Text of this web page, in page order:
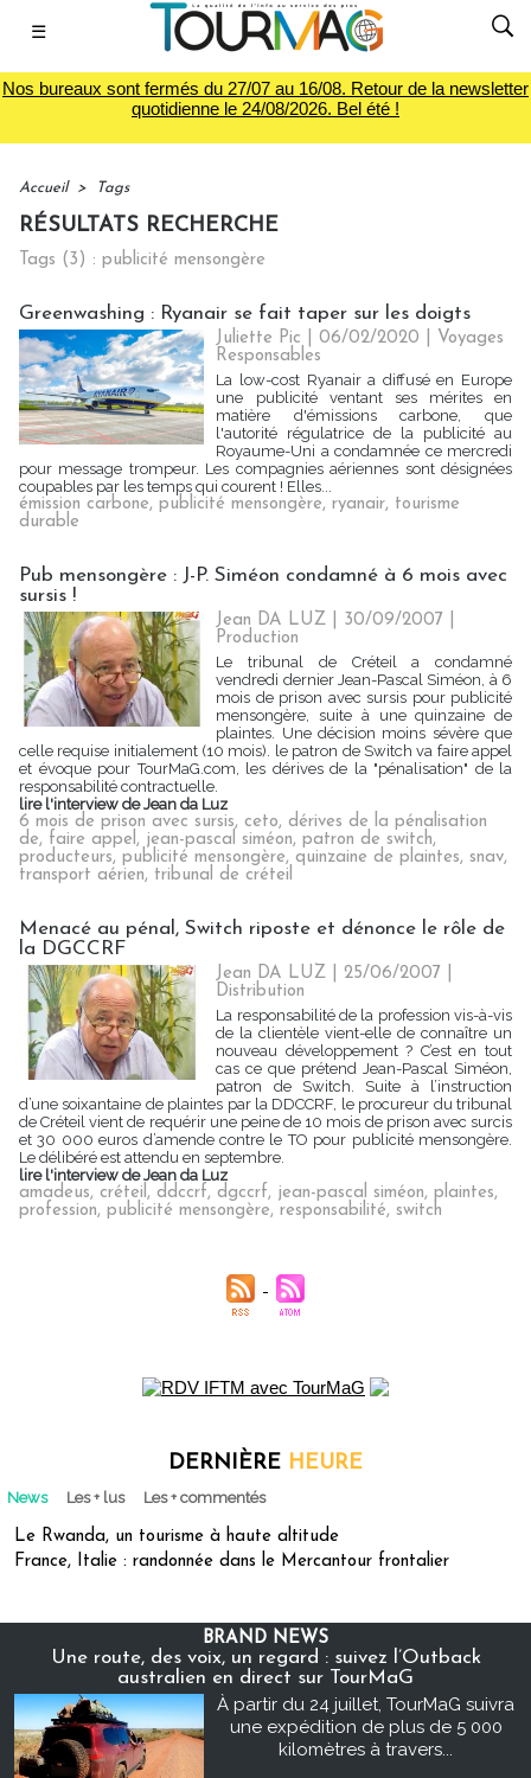
☰
Nos bureaux sont fermés du 27/07 au 16/08. Retour de la newsletter
quotidienne le 24/08/2026. Bel été !
Accueil > Tags
RÉSULTATS RECHERCHE
Tags (3) : publicité mensongère
Greenwashing : Ryanair se fait taper sur les doigts
Juliette Pic | 06/02/2020
Voyages
Responsables
La low-cost Ryanair a diffusé en Europe
une publicité ventant ses mérites en
matière d'émissions carbone, que
l'autorité régulatrice de la publicité au
Royaume-Uni a condamnée ce mercredi
pour message trompeur. Les compagnies aériennes sont désignées
coupables par les temps qui courent ! Elles...
émission carbone, publicité mensongère, ryanair, tourisme
durable
Pub mensongère : J-P. Siméon condamné à 6 mois avec
sursis !
Jean DA LUZ | 30/09/2007
Production
Le tribunal de Créteil a condamné
vendredi dernier Jean-Pascal Siméon, à 6
mois de prison avec sursis pour publicité
mensongère, suite à une quinzaine de
plaintes. Une décision moins sévère que
celle requise initialement (10 mois). le patron de Switch va faire appel
et évoque pour TourMaG.com, les dérives de la "pénalisation" de la
responsabilité contractuelle.
lire l'interview de Jean da Luz
6 mois de prison avec sursis, ceto, dérives de la pénalisation
de, faire appel, jean-pascal siméon, patron de switch,
producteurs, publicité mensongère, quinzaine de plaintes, snav,
transport aérien, tribunal de créteil
Menacé au pénal, Switch riposte et dénonce le rôle de
la DGCCRF
Jean DA LUZ | 25/06/2007
Distribution
La responsabilité de la profession vis-à-vis
de la clientèle vient-elle de connaître un
nouveau développement ? C’est en tout
cas ce que prétend Jean-Pascal Siméon,
patron de Switch. Suite à l’instruction
d’une soixantaine de plaintes par la DDCCRF, le procureur du tribunal
de Créteil vient de requérir une peine de 10 mois de prison avec surcis
et 30 000 euros d’amende contre le TO pour publicité mensongère.
Le délibéré est attendu en septembre.
lire l'interview de Jean da Luz
amadeus, créteil, ddccrf, dgccrf, jean-pascal siméon, plaintes,
profession, publicité mensongère, responsabilité, switch
DERNIÈRE HEURE
News Les + lus Les + commentés
Le Rwanda, un tourisme à haute altitude
France, Italie : randonnée dans le Mercantour frontalier
BRAND NEWS
Une route, des voix, un regard : suivez l’Outback
australien en direct sur TourMaG
À partir du 24 juillet, TourMaG suivra
une expédition de plus de 5 000
kilomètres à travers...